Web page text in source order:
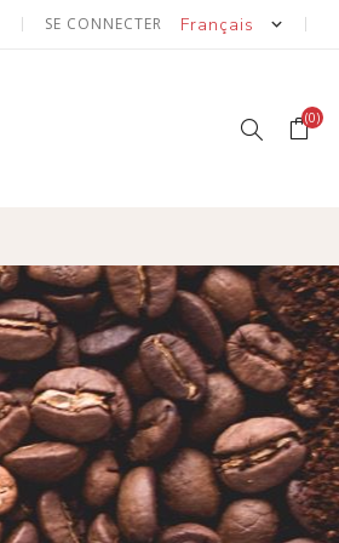
SE CONNECTER
(0)